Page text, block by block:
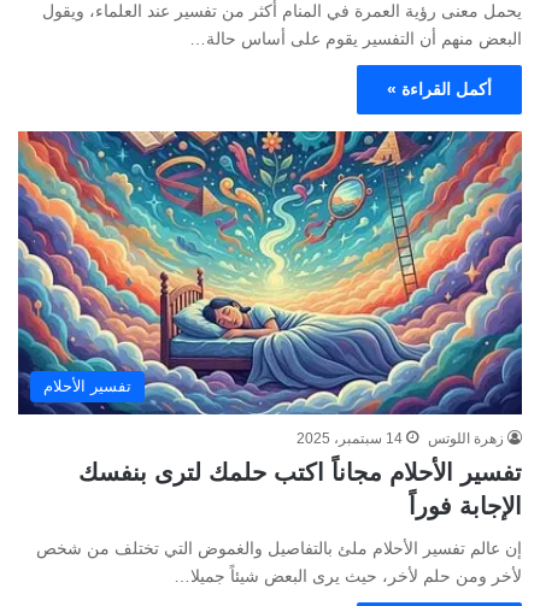
يحمل معنى رؤية العمرة في المنام أكثر من تفسير عند العلماء، ويقول
البعض منهم أن التفسير يقوم على أساس حالة…
أكمل القراءة »
تفسير الأحلام
زهرة اللوتس 14 سبتمبر، 2025
تفسير الأحلام مجاناً اكتب حلمك لترى بنفسك
الإجابة فوراً
إن عالم تفسير الأحلام ملئ بالتفاصيل والغموض التي تختلف من شخص
لأخر ومن حلم لأخر، حيث يرى البعض شيئاً جميلا…